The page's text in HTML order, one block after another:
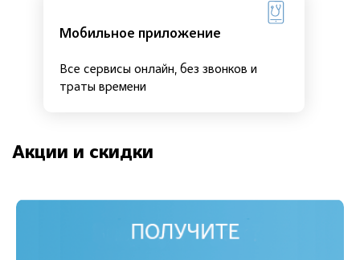
Мобильное приложение
Все сервисы онлайн, без звонков и
траты времени
Акции и скидки